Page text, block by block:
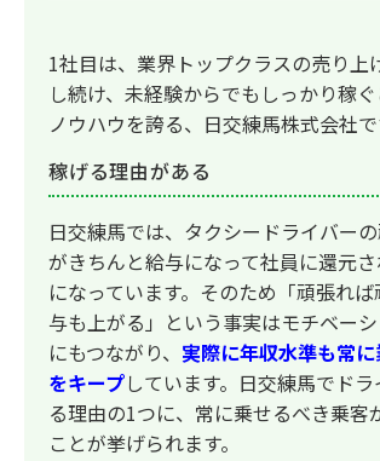
1社目は、業界トップクラスの売り上
し続け、未経験からでもしっかり稼
ノウハウを誇る、日交練馬株式会社で
稼げる理由がある
日交練馬では、タクシードライバー
がきちんと給与になって社員に還元
になっています。そのため「頑張れ
与も上がる」という事実はモチベー
にもつながり、 実際に年収水準も常
をキープしています。日交練馬でド
る理由の1つに、常に乗せるべき乗客
ことが挙げられます。